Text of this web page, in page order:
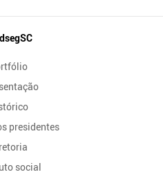
presidentes
social